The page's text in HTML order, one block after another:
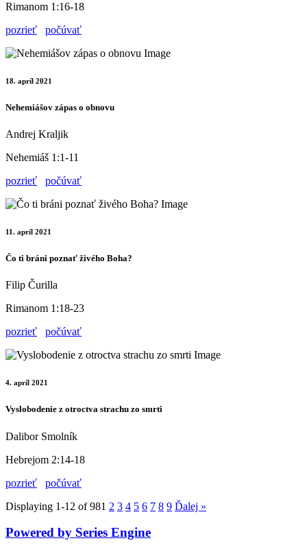
Rimanom 1:16-18
pozrieť
počúvať
18. apríl 2021
Nehemiášov zápas o obnovu
Andrej Kraljik
Nehemiáš 1:1-11
pozrieť
počúvať
11. apríl 2021
Čo ti bráni poznať živého Boha?
Filip Čurilla
Rimanom 1:18-23
pozrieť
počúvať
4. apríl 2021
Vyslobodenie z otroctva strachu zo smrti
Dalibor Smolník
Hebrejom 2:14-18
pozrieť
počúvať
Displaying 1-12 of 981 2 3 4 5 6 7 8 9 Ďalej »
Powered by Series Engine